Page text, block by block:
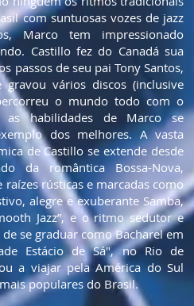
com suntuosas vozes de jazz
Marco tem impressionado
Castillo fez do Canadá sua
passos de seu pai Tony Santos,
vários discos (inclusive
o mundo todo com o
as habilidades de Marco se
dos melhores. A vasta
de Castillo se extende desde
da romântica Bossa-Nova,
rústicas e marcadas como
alegre e exuberante Samba,
Jazz”, e o ritmo sedutor e
se graduar como Bacharel em
Estácio de Sá", no Rio de
a viajar pela América do Sul
populares do Brasil.